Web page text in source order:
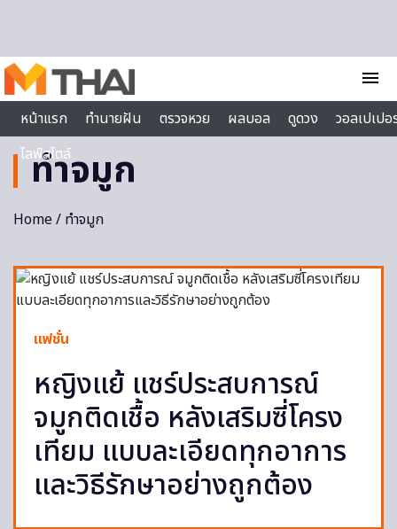
menu
หน้าแรก
ทำนายฝัน ตรวจหวย ผลบอล ดูดวง
วอลเปเป
ไลฟ์สไตล์
ทำจมูก
Home/ ทำจมูก
แฟชั่น
หญิงแย้ แชร์ประสบการณ์
จมูกติดเชื้อ หลังเสริมซี่โครง
เทียม แบบละเอียดทุกอาการ
และวิธีรักษาอย่างถูกต้อง